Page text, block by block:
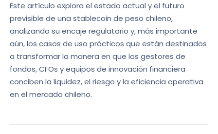
Este artículo explora el estado actual y el futuro
previsible de una stablecoin de peso chileno,
analizando su encaje regulatorio y, más importante
aún, los casos de uso prácticos que están destinados
a transformar la manera en que los gestores de
fondos, CFOs y equipos de innovación financiera
conciben la liquidez, el riesgo y la eficiencia operativa
en el mercado chileno.